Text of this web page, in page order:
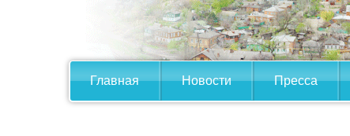
Главная Новости Пресса